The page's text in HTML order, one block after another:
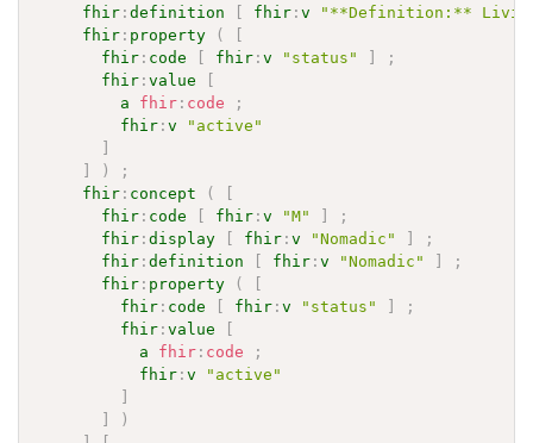
fhir :definition fhir :v
"**Definition:** Living
fhir : property (
fhir : code fhir :v "status"
;
fhir :value
a
fhir : code
;
fhir :v
"active"
)
;
fhir : concept (
fhir : code fhir :v "M"
;
fhir :display fhir :v "Nomadic"
;
fhir :definition fhir :v "Nomadic"
;
fhir : property (
fhir : code fhir :v "status"
;
fhir :value
a
fhir : code
;
fhir :v
"active"
)